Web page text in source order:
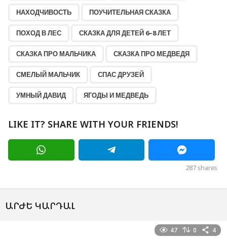
НАХОДЧИВОСТЬ ПОУЧИТЕЛЬНАЯ СКАЗКА
ПОХОД В ЛЕС СКАЗКА ДЛЯ ДЕТЕЙ 6–8 ЛЕТ
СКАЗКА ПРО МАЛЬЧИКА СКАЗКА ПРО МЕДВЕДЯ
СМЕЛЫЙ МАЛЬЧИК СПАС ДРУЗЕЙ
УМНЫЙ ДАВИД ЯГОДЫ И МЕДВЕДЬ
LIKE IT? SHARE WITH YOUR FRIENDS!
287shares
ԱՐԺԵ ԿԱՐԴԱԼ
47 0 4